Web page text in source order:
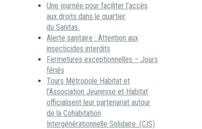
Une journée pour faciliter l’accès
aux droits dans le quartier
du Sanitas
Alerte sanitaire : Attention aux
insecticides interdits
Fermetures exceptionnelles – Jours
fériés
Tours Métropole Habitat et
l’Association Jeunesse et Habitat
officialisent leur partenariat autour
de la Cohabitation
Intergénérationnelle Solidaire. (CIS)